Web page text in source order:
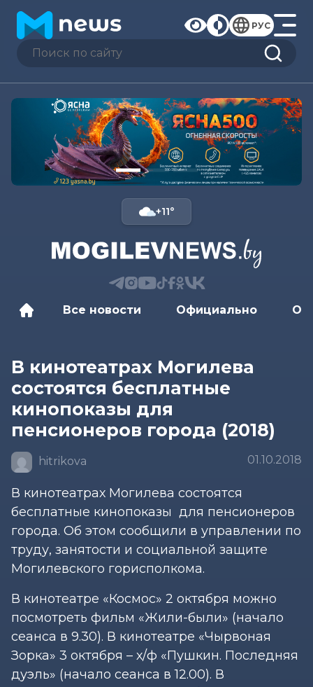
РУС
+11°
Все новости Официально
В кинотеатрах Могилева
состоятся бесплатные
кинопоказы для
пенсионеров города (2018)
hitrikova 01.10.2018
В кинотеатрах Могилева состоятся
бесплатные кинопоказы для пенсионеров
города. Об этом сообщили в управлении по
труду, занятости и социальной защите
Могилевского горисполкома.
В кинотеатре «Космос» 2 октября можно
посмотреть фильм «Жили-были» (начало
сеанса в 9.30). В кинотеатре «Чырвоная
Зорка» 3 октября – х/ф «Пушкин. Последняя
дуэль» (начало сеанса в 12.00). В